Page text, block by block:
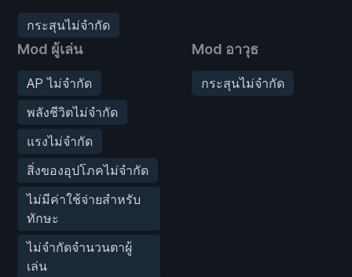
กระสุนไม่จำกัด
Mod ผู้เล่น
AP ไม่จำกัด
พลังชีวิตไม่จำกัด
แรงไม่จำกัด
สิ่งของอุปโภคไม่จำกัด
ไม่มีค่าใช้จ่ายสำหรับ
ทักษะ
ไม่จำกัดจำนวนตาผู้
เล่น
Mod อาวุธ
กระสุนไม่จำกัด